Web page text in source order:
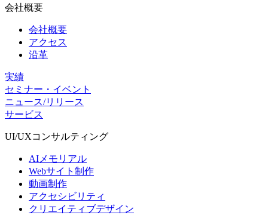
会社概要
会社概要
アクセス
沿革
実績
セミナー・イベント
ニュース/リリース
サービス
UI/UXコンサルティング
AIメモリアル
Webサイト制作
動画制作
アクセシビリティ
クリエイティブデザイン